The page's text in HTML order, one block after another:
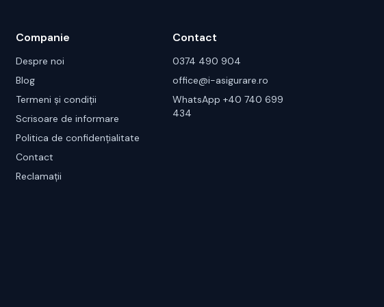
Companie
Despre noi
Blog
Termeni și condiții
Scrisoare de informare
Politica de confidențialitate
Contact
Reclamații
Contact
0374 490 904
office@i-asigurare.ro
WhatsApp +40 740 699
434